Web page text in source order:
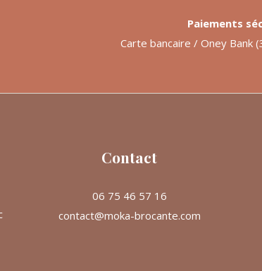
Contact
06 75 46 57 16
contact@moka-brocante.com
Paiements
Carte bancaire / Oney Bank